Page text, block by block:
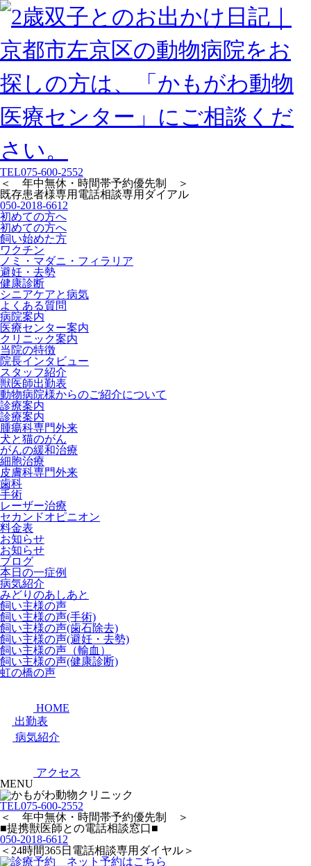
TEL075-600-2552
＜ 年中無休・時間帯予約優先制 ＞
既存患者様専用 電話相談専用ダイアル
050-2018-6612
初めての方へ
初めての方へ
飼い始めた方
ワクチン
ノミ・マダニ・フィラリア
避妊・去勢
健康診断
シニアケアと病気
よくある質問
病院案内
医療センター案内
クリニック案内
当院の特徴
院長インタビュー
スタッフ紹介
獣医師出勤表
動物病院様からのご紹介について
診療案内
診療案内
腫瘍科専門外来
犬と猫のがん
がんの緩和治療
細胞治療
皮膚科専門外来
歯科
手術
レーザー治療
セカンドオピニオン
料金表
お知らせ
お知らせ
ブログ
本日の一症例
病気紹介
みどりのあしあと
飼い主様の声
飼い主様の声(手術)
飼い主様の声(歯石除去)
飼い主様の声(避妊・去勢)
飼い主様の声（輸血）
飼い主様の声(健康診断)
虹の橋の声
HOME
出勤表
病気紹介
アクセス
MENU
TEL075-600-2552
＜ 年中無休・時間帯予約優先制 ＞
■提携獣医師との電話相談窓口■
050-2018-6612
＜24時間365日電話相談専用ダイヤル＞